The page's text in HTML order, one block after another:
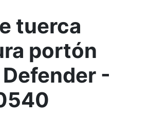
tuerca
portón
-